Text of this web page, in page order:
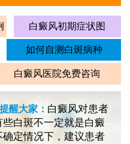
白癜风初期症状图
如何自测白斑病种
白癜风医院免费咨询
醒大家： 白癜风对患者
白斑不一定就是白癜
确定情况下，建议患者